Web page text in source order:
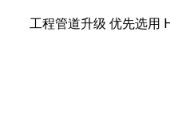
工程管道升级 优先选用